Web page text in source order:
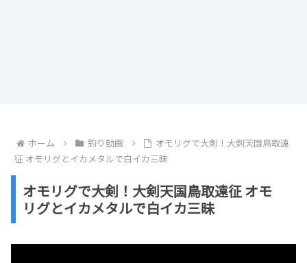
ホーム 釣り動画
オモリグで大剣！大剣天国鳥取遠
征 オモリグとイカメタルで白イカ三昧
オモリグで大剣！大剣天国鳥取遠征 オモ
リグとイカメタルで白イカ三昧